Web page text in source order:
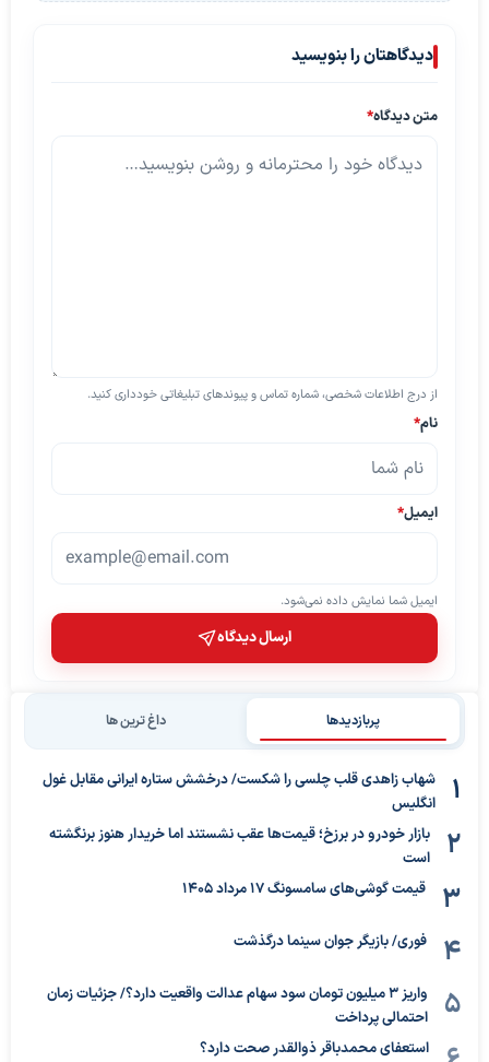
دیدگاهتان را بنویسید
متن دیدگاه*
از درج اطلاعات شخصی، شماره تماس و پیوندهای تبلیغاتی خودداری کنید.
نام*
ایمیل*
ایمیل شما نمایش داده نمی‌شود.
ارسال دیدگاه
پربازدیدها داغ ترین ها
شهاب زاهدی قلب چلسی را شکست/ درخشش ستاره ایرانی مقابل غول
انگلیس
بازار خودرو در برزخ؛ قیمت‌ها عقب نشستند اما خریدار هنوز برنگشته
است
قیمت گوشی‌های سامسونگ 17 مرداد 1405
فوری/ بازیگر جوان سینما درگذشت
واریز ۳ میلیون تومان سود سهام عدالت واقعیت دارد؟/ جزئیات زمان
احتمالی پرداخت
استعفای محمدباقر ذوالقدر صحت دارد؟